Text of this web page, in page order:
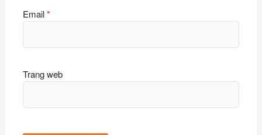
Email*
Trang web